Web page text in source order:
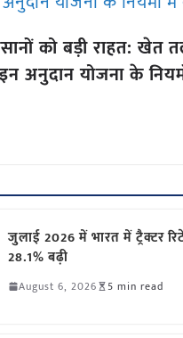
को बड़ी राहत: खेत
अनुदान योजना के
जुलाई 2026 में भारत में ट्रैक्टर
28.1% बढ़ी
August 6, 2026 5 min read